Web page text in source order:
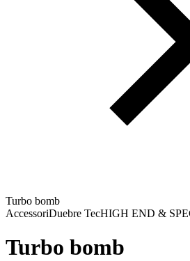
Turbo bomb
AccessoriDuebre TecHIGH END &
Turbo bomb